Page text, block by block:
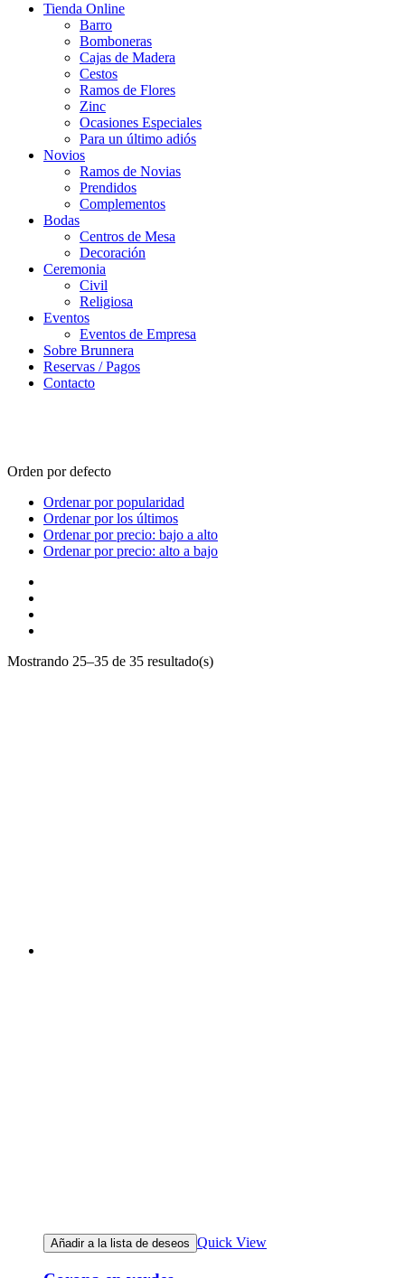
Tienda Online
Barro
Bomboneras
Cajas de Madera
Cestos
Ramos de Flores
Zinc
Ocasiones Especiales
Para un último adiós
Novios
Ramos de Novias
Prendidos
Complementos
Bodas
Centros de Mesa
Decoración
Ceremonia
Civil
Religiosa
Eventos
Eventos de Empresa
Sobre Brunnera
Reservas / Pagos
Contacto
Orden por defecto
Ordenar por popularidad
Ordenar por los últimos
Ordenar por precio: bajo a alto
Ordenar por precio: alto a bajo
Mostrando 25–35 de 35 resultado(s)
Añadir a la lista de deseos Quick View